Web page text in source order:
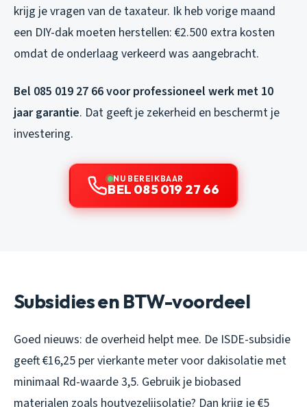
krijg je vragen van de taxateur. Ik heb vorige maand
een DIY-dak moeten herstellen: €2.500 extra kosten
omdat de onderlaag verkeerd was aangebracht.
Bel 085 019 27 66 voor professioneel werk met 10
jaar garantie. Dat geeft je zekerheid en beschermt je
investering.
NU BEREIKBAAR
BEL 085 019 27 66
Subsidies en BTW-voordeel
Goed nieuws: de overheid helpt mee. De ISDE-subsidie
geeft €16,25 per vierkante meter voor dakisolatie met
minimaal Rd-waarde 3,5. Gebruik je biobased
materialen zoals houtvezelijsolatie? Dan krijg je €5